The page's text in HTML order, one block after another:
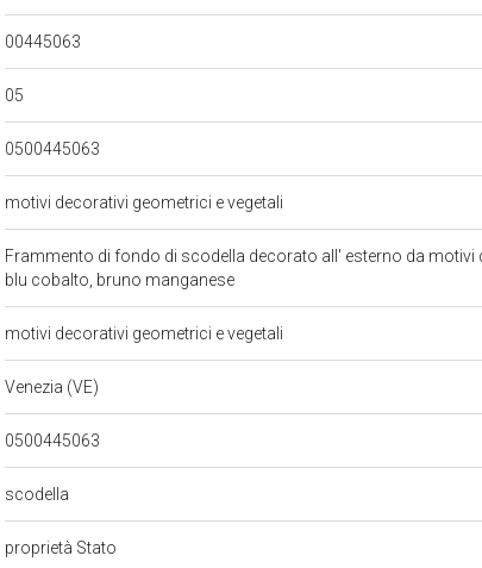
00445063
05
0500445063
motivi decorativi geometrici e vegetali
Frammento di fondo di scodella decorato all' esterno da motivi
blu cobalto, bruno manganese
motivi decorativi geometrici e vegetali
Venezia (VE)
0500445063
scodella
proprietà Stato